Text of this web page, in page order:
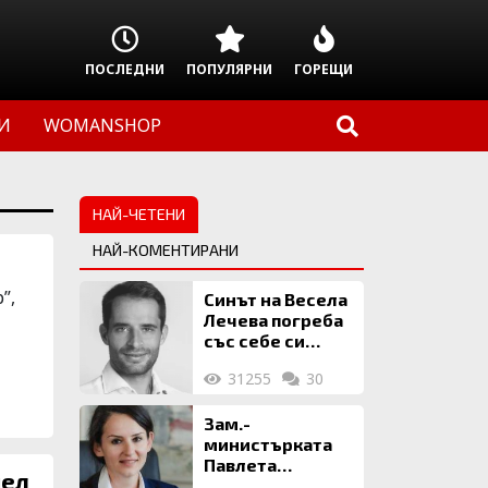
ПОСЛЕДНИ ПОПУЛЯРНИ ГОРЕЩИ
WOMANSHOP
НАЙ-ЧЕТЕНИ
НАЙ-КОМЕНТИРАНИ
Синът на Весела
Лечева погреба
със себе си
млн. евро
31255 30
Зам.-
министърката
Павлета